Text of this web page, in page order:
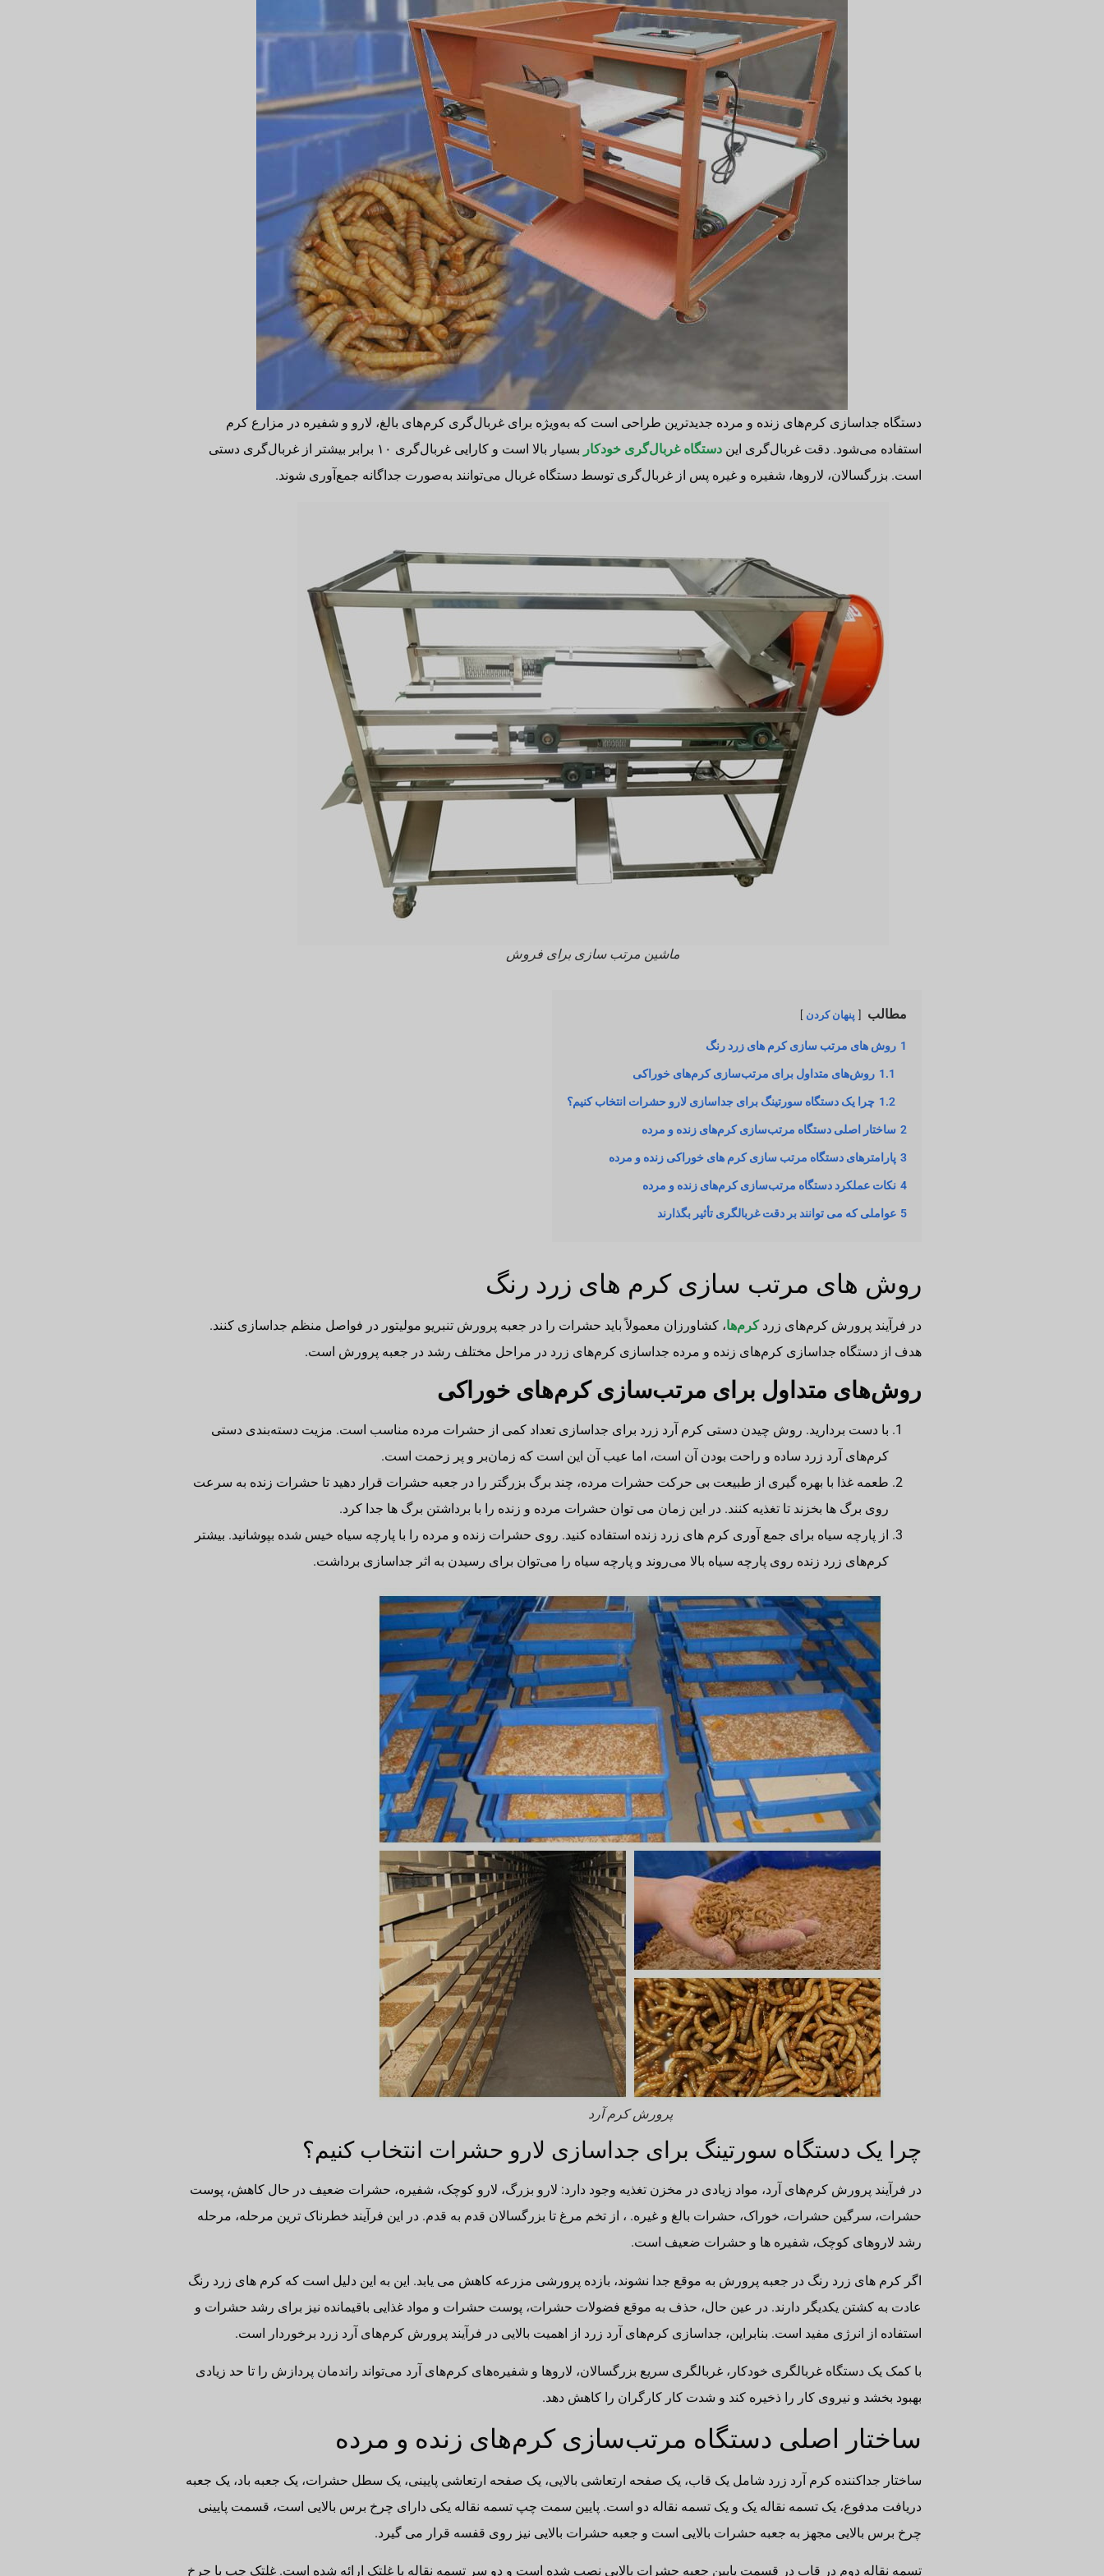
دستگاه جداسازی کرم‌های زنده و مرده جدیدترین طراحی است که به‌ویژه برای غربال‌گری کرم‌های بالغ، لارو و شفیره در مزارع کرم
استفاده می‌شود. دقت غربال‌گری این دستگاه غربال‌گری خودکار
بسیار بالا است و کارایی غربال‌گری ۱۰ برابر بیشتر از غربال‌گری دستی
است. بزرگسالان، لاروها، شفیره و غیره پس از غربال‌گری توسط دستگاه غربال می‌توانند به‌صورت جداگانه جمع‌آوری شوند.
ماشین مرتب سازی برای فروش
مطالب پنهان کردن
1 روش های مرتب سازی کرم های زرد رنگ
1.1 روش‌های متداول برای مرتب‌سازی کرم‌های خوراکی
1.2 چرا یک دستگاه سورتینگ برای جداسازی لارو حشرات انتخاب کنیم؟
2 ساختار اصلی دستگاه مرتب‌سازی کرم‌های زنده و مرده
3 پارامترهای دستگاه مرتب سازی کرم های خوراکی زنده و مرده
4 نکات عملکرد دستگاه مرتب‌سازی کرم‌های زنده و مرده
5 عواملی که می توانند بر دقت غربالگری تأثیر بگذارند
روش های مرتب سازی کرم های زرد رنگ
در فرآیند پرورش کرم‌های زردکرم‌ها، کشاورزان معمولاً باید حشرات را در جعبه پرورش تنبریو مولیتور در فواصل منظم جداسازی کنند.
هدف از دستگاه جداسازی کرم‌های زنده و مرده جداسازی کرم‌های زرد در مراحل مختلف رشد در جعبه پرورش است.
روش‌های متداول برای مرتب‌سازی کرم‌های خوراکی
با دست بردارید. روش چیدن دستی کرم آرد زرد برای جداسازی تعداد کمی از حشرات مرده مناسب است. مزیت دسته‌بندی دستی
کرم‌های آرد زرد ساده و راحت بودن آن است، اما عیب آن این است که زمان‌بر و پر زحمت است.
طعمه غذا با بهره گیری از طبیعت بی حرکت حشرات مرده، چند برگ بزرگتر را در جعبه حشرات قرار دهید تا حشرات زنده به سرعت
روی برگ ها بخزند تا تغذیه کنند. در این زمان می توان حشرات مرده و زنده را با برداشتن برگ ها جدا کرد.
از پارچه سیاه برای جمع آوری کرم های زرد زنده استفاده کنید. روی حشرات زنده و مرده را با پارچه سیاه خیس شده بپوشانید. بیشتر
کرم‌های زرد زنده روی پارچه سیاه بالا می‌روند و پارچه سیاه را می‌توان برای رسیدن به اثر جداسازی برداشت.
پرورش کرم آرد
چرا یک دستگاه سورتینگ برای جداسازی لارو حشرات انتخاب کنیم؟
در فرآیند پرورش کرم‌های آرد، مواد زیادی در مخزن تغذیه وجود دارد: لارو بزرگ، لارو کوچک، شفیره، حشرات ضعیف در حال کاهش، پوست
حشرات، سرگین حشرات، خوراک، حشرات بالغ و غیره. ، از تخم مرغ تا بزرگسالان قدم به قدم. در این فرآیند خطرناک ترین مرحله، مرحله
رشد لاروهای کوچک، شفیره ها و حشرات ضعیف است.
اگر کرم های زرد رنگ در جعبه پرورش به موقع جدا نشوند، بازده پرورشی مزرعه کاهش می یابد. این به این دلیل است که کرم های زرد رنگ
عادت به کشتن یکدیگر دارند. در عین حال، حذف به موقع فضولات حشرات، پوست حشرات و مواد غذایی باقیمانده نیز برای رشد حشرات و
استفاده از انرژی مفید است. بنابراین، جداسازی کرم‌های آرد زرد از اهمیت بالایی در فرآیند پرورش کرم‌های آرد زرد برخوردار است.
با کمک یک دستگاه غربالگری خودکار، غربالگری سریع بزرگسالان، لاروها و شفیره‌های کرم‌های آرد می‌تواند راندمان پردازش را تا حد زیادی
بهبود بخشد و نیروی کار را ذخیره کند و شدت کار کارگران را کاهش دهد.
ساختار اصلی دستگاه مرتب‌سازی کرم‌های زنده و مرده
ساختار جداکننده کرم آرد زرد شامل یک قاب، یک صفحه ارتعاشی بالایی، یک صفحه ارتعاشی پایینی، یک سطل حشرات، یک جعبه باد، یک جعبه
دریافت مدفوع، یک تسمه نقاله یک و یک تسمه نقاله دو است. پایین سمت چپ تسمه نقاله یکی دارای چرخ برس بالایی است، قسمت پایینی
چرخ برس بالایی مجهز به جعبه حشرات بالایی است و جعبه حشرات بالایی نیز روی قفسه قرار می گیرد.
تسمه نقاله دوم در قاب در قسمت پایین جعبه حشرات بالایی نصب شده است و دو سر تسمه نقاله با غلتک ارائه شده است. غلتک چپ با چرخ